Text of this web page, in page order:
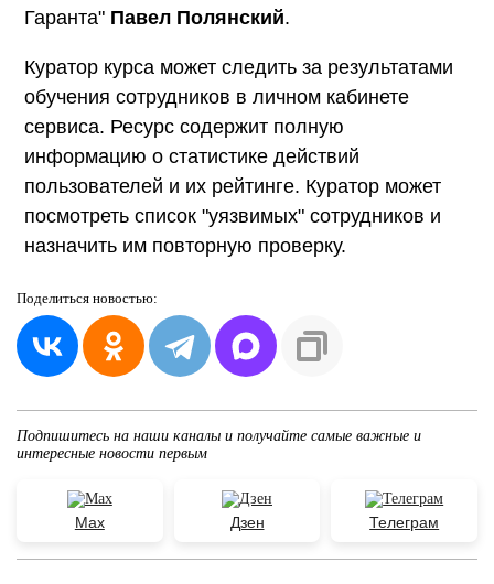
Гаранта" Павел Полянский.
Куратор курса может следить за результатами
обучения сотрудников в личном кабинете
сервиса. Ресурс содержит полную
информацию о статистике действий
пользователей и их рейтинге. Куратор может
посмотреть список "уязвимых" сотрудников и
назначить им повторную проверку.
Поделиться новостью:
Подпишитесь на наши каналы и получайте самые важные и
интересные новости первым
Max Дзен Телеграм